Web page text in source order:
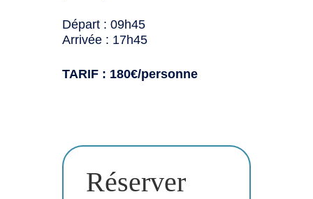
Départ : 09h45
Arrivée : 17h45
TARIF : 180€/personne
Réserver